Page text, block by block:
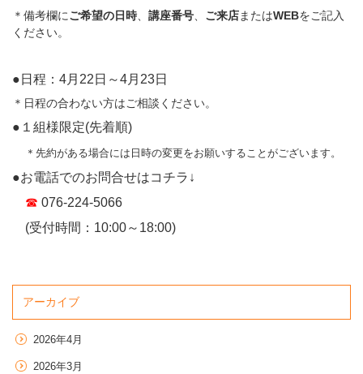
＊備考欄にご希望の日時、 講座番号、 ご来店またはWEBをご記入
ください。
●日程：4月22日～4月23日
＊日程の合わない方はご相談ください。
●１組様限定(先着順)
＊先約がある場合には日時の変更をお願いすることがございます。
●お電話でのお問合せはコチラ↓
☎ 076-224-5066
(受付時間：10:00～18:00)
アーカイブ
2026年4月
2026年3月